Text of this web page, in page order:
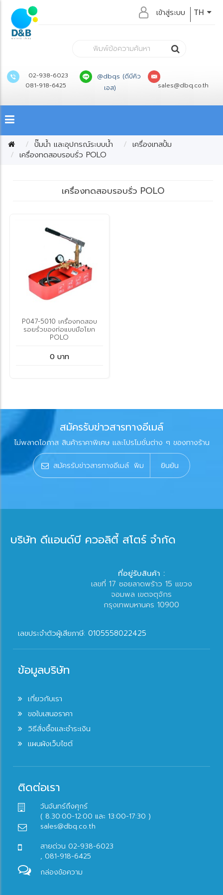
TH
เข้าสู่ระบบ
02-938-6023
081-918-6425
@dbqs (ดีบีคิว
เอส)
sales@dbq.co.th
ปั๊มน้ำ และอุปกรณ์ระบบน้ำ
เครื่องเทสปั้ม
เครื่องทดสอบรอบรั่ว POLO
เครื่องทดสอบรอบรั่ว POLO
P047-5010 เครื่องทดสอบ
รอยรั่วของท่อแบบมือโยก
POLO
0 บาท
สมัครรับข่าวสารทางอีเมล์
ไม่พลาดโอกาส สินค้าราคาพิเศษ และโปรโมชั่นต่าง ๆ ของทางร้าน
ยินยัน
บริษัท ดีแอนด์บี ควอลิตี้ สโตร์ จำกัด
ที่อยู่รับสินค้า :
เลขที่ 17 ซอยลาดพร้าว 15 แขวง
จอมพล เขตจตุจักร
กรุงเทพมหานคร 10900
เลขประจำตัวผู้เสียภาษี: 0105558022425
ข้อมูลบริษัท
เกี่ยวกับเรา
ขอใบเสนอราคา
วิธีสั่งซื้อและชำระเงิน
แผนผังเว็บไซต์
ติดต่อเรา
วันจันทร์ถึงศุกร์
( 8.30:00-12:00 และ 13:00-17:30 )
sales@dbq.co.th
สายด่วน 02-938-6023
, 081-918-6425
กล่องข้อความ